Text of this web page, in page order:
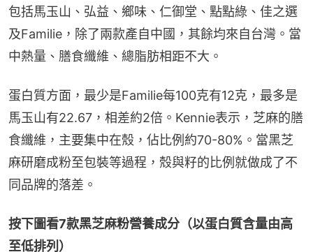
包括馬玉山、弘益、鄉味、仁御堂、點點綠、佳之選
及Familie，除了兩款產自中國，其餘均來自台灣。當
中熱量、膳食纖維、總脂肪相距不大。
蛋白質方面，最少是Familie每100克有12克，最多是
馬玉山有22.67，相差約2倍。Kennie表示，芝麻的膳
食纖維，主要集中在殼，佔比例約70-80%。當黑芝
麻研磨成粉至包裝等過程，殼與籽的比例就做成了不
同品牌的落差。
按下圖看7款黑芝麻粉營養成分（以蛋白質含量由高
至低排列）